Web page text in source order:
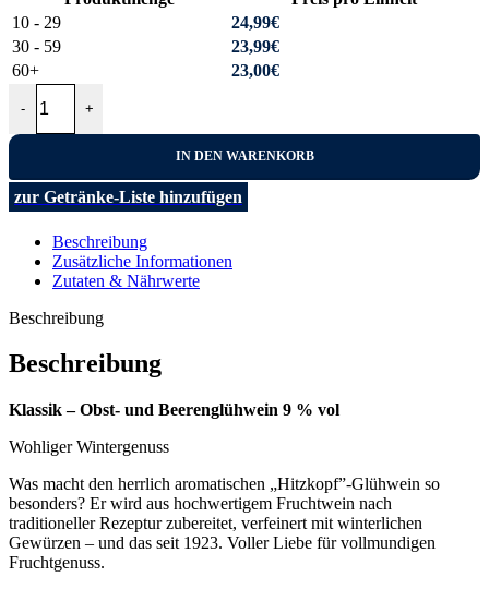
- +
IN DEN WARENKORB
10 - 29
24,99€
30 - 59
23,99€
60+
23,00€
zur Getränke-Liste hinzufügen
Beschreibung
Zusätzliche Informationen
Zutaten & Nährwerte
Beschreibung
Beschreibung
Klassik – Obst- und Beerenglühwein 9 % vol
Wohliger Wintergenuss
Was macht den herrlich aromatischen „Hitzkopf”-Glühwein so
besonders? Er wird aus hochwertigem Fruchtwein nach
traditioneller Rezeptur zubereitet, verfeinert mit winterlichen
Gewürzen – und das seit 1923. Voller Liebe für vollmundigen
Fruchtgenuss.